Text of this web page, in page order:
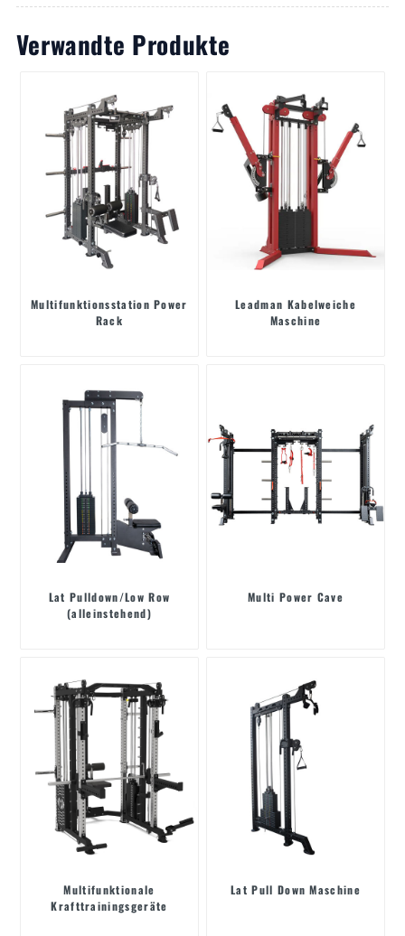
Verwandte Produkte
Multifunktionsstation Power
Rack
Leadman Kabelweiche
Maschine
Lat Pulldown/Low Row
(alleinstehend)
Multi Power Cave
Multifunktionale
Krafttrainingsgeräte
Lat Pull Down Maschine